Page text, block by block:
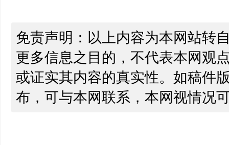
免责声明：以上内容为本网站转
更多信息之目的，不代表本网观
或证实其内容的真实性。如稿件
布，可与本网联系，本网视情况